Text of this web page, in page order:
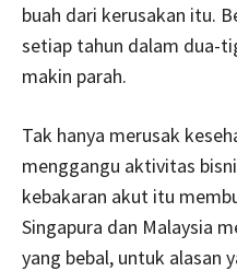
buah dari kerusakan itu.
setiap tahun dalam dua-
makin parah.
Tak hanya merusak
menggangu aktivitas
kebakaran akut itu
Singapura dan Malaysia
yang bebal, untuk alasan